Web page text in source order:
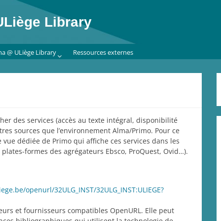
Library
@ ULiège Library Ressources externes
des services (accès au texte intégral, disponibilité
sources que l’environnement Alma/Primo. Pour ce
dédiée de Primo qui affiche ces services dans les
formes des agrégateurs Ebsco, ProQuest, Ovid…).
openurl/32ULG_INST/32ULG_INST:ULIEGE?
et fournisseurs compatibles OpenURL. Elle peut